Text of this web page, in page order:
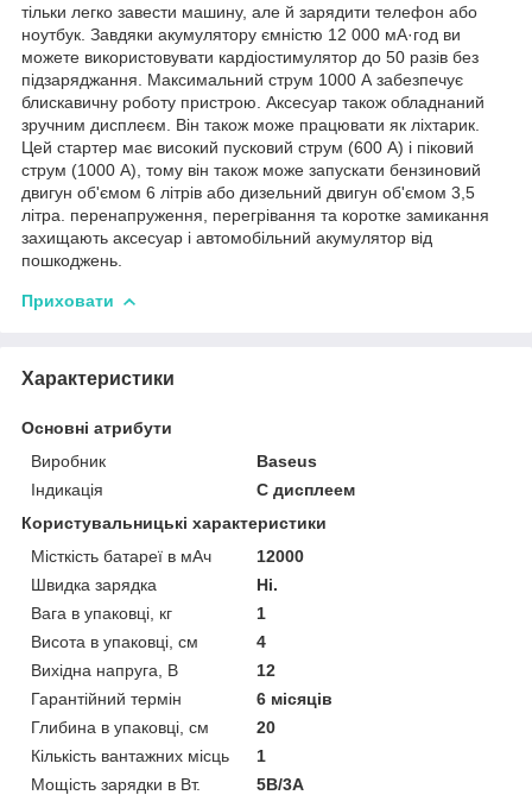
тільки легко завести машину, але й зарядити телефон або
ноутбук. Завдяки акумулятору ємністю 12 000 мА·год ви
можете використовувати кардіостимулятор до 50 разів без
підзаряджання. Максимальний струм 1000 А забезпечує
блискавичну роботу пристрою. Аксесуар також обладнаний
зручним дисплеєм. Він також може працювати як ліхтарик.
Цей стартер має високий пусковий струм (600 А) і піковий
струм (1000 А), тому він також може запускати бензиновий
двигун об'ємом 6 літрів або дизельний двигун об'ємом 3,5
літра. перенапруження, перегрівання та коротке замикання
захищають аксесуар і автомобільний акумулятор від
пошкоджень.
Приховати
Характеристики
Основні атрибути
Виробник
Baseus
Індикація
С дисплеем
Користувальницькі характеристики
Місткість батареї в мАч
12000
Швидка зарядка
Ні.
Вага в упаковці, кг
1
Висота в упаковці, см
4
Вихідна напруга, В
12
Гарантійний термін
6 місяців
Глибина в упаковці, см
20
Кількість вантажних місць
1
Мощість зарядки в Вт.
5В/3А